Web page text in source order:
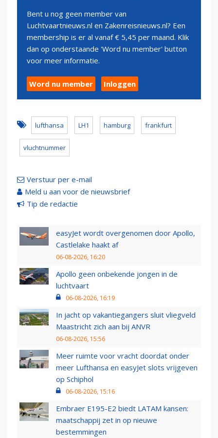
Bent u nog geen member van
Luchtvaartnieuws.nl en Zakenreisnieuws.nl? Een
membership is er al vanaf € 5,45 per maand. Klik
dan op onderstaande 'Word nu member' button
voor meer informatie.
Word nu member Inloggen
lufthansa LH1 hamburg frankfurt
vluchtnummer
Verstuur per e-mail
Meld u aan voor de nieuwsbrief
Tip de redactie
easyJet wordt overgenomen door Apollo,
Castlelake haakt af
06-08-2026, 16:20
Apollo geen onbekende jongen in de
luchtvaart
06-08-2026, 16:19
In jacht op vakantiegangers sluit vliegveld
Maastricht zich aan bij ANVR
06-08-2026, 15:56
Meer ruimte voor vracht doordat onder
meer Lufthansa en easyJet slots vrijgeven
op Schiphol
06-08-2026, 15:16
Embraer E195-E2 biedt LATAM kansen:
maatschappij zet in op nieuwe
bestemmingen